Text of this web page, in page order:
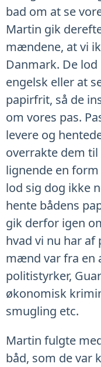
bad om at se
Martin gik
mændene, at vi
Danmark. De
engelsk eller at
papirfrit, så de
om vores pas.
levere og
overrakte dem
lignende en
lod sig dog ikke
hente bådens
gik derfor igen
hvad vi nu har af
mænd var fra en
politistyrker,
økonomisk
smugling etc.
Martin fulgte
båd, som de var